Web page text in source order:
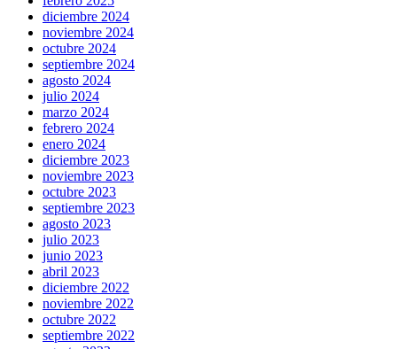
diciembre 2024
noviembre 2024
octubre 2024
septiembre 2024
agosto 2024
julio 2024
marzo 2024
febrero 2024
enero 2024
diciembre 2023
noviembre 2023
octubre 2023
septiembre 2023
agosto 2023
julio 2023
junio 2023
abril 2023
diciembre 2022
noviembre 2022
octubre 2022
septiembre 2022